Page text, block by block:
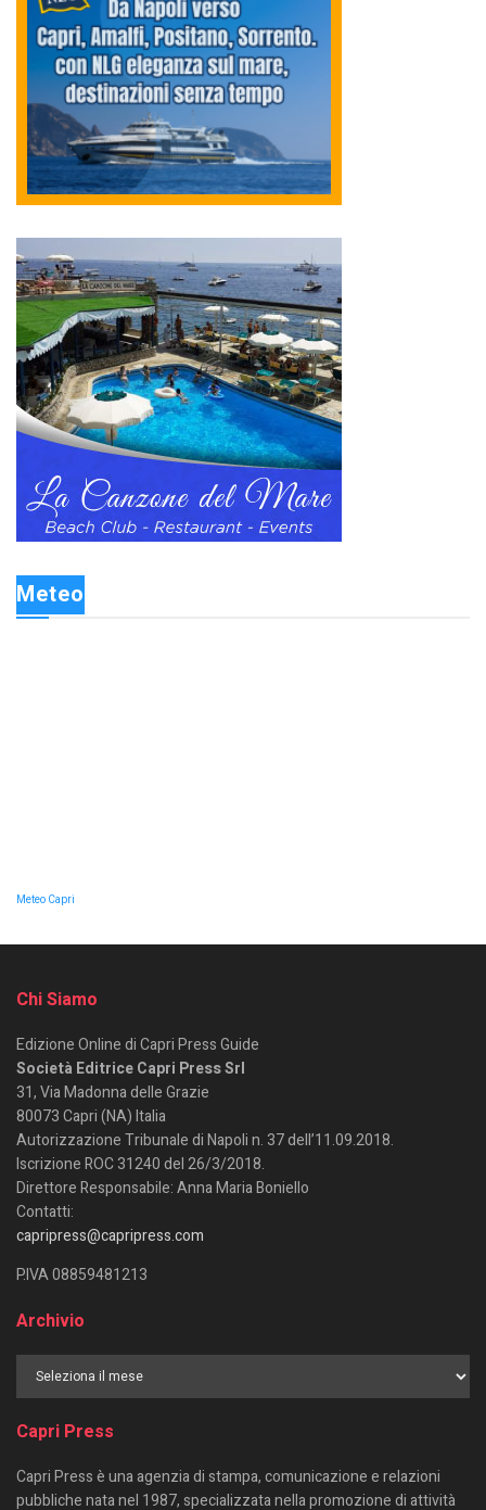
Meteo
Meteo Capri
Chi Siamo
Edizione Online di Capri Press Guide
Società Editrice Capri Press Srl
31, Via Madonna delle Grazie
80073 Capri (NA) Italia
Autorizzazione Tribunale di Napoli n. 37 dell’11.09.2018.
Iscrizione ROC 31240 del 26/3/2018.
Direttore Responsabile: Anna Maria Boniello
Contatti:
capripress@capripress.com
P.IVA 08859481213
Archivio
Capri Press
Capri Press è una agenzia di stampa, comunicazione e relazioni
pubbliche nata nel 1987, specializzata nella promozione di attività